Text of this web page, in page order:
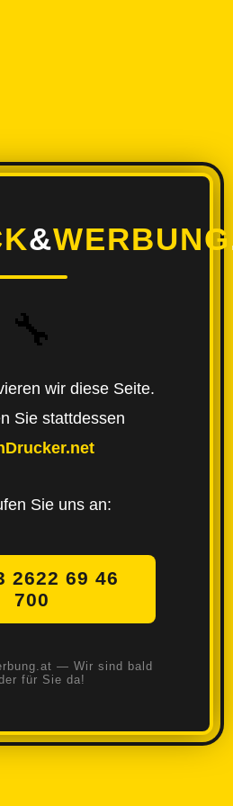
&WERBUNG
🔧
wir diese Seite.
Sie stattdessen
Sie uns an:
2622 69 46
700
— Wir sind bald
für Sie da!